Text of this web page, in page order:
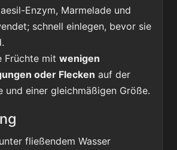
Enzym, Marmelade und
schnell einlegen, bevor sie
Früchte mit wenigen
oder Flecken auf der
und einer gleichmäßigen Größe.
fließendem Wasser